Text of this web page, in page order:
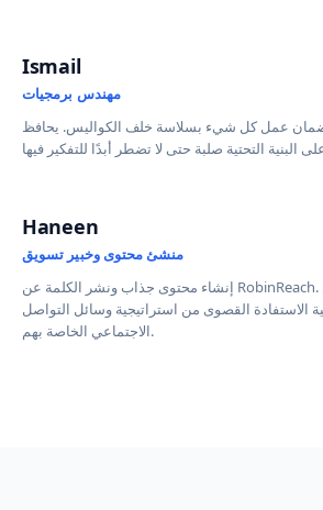
Ismail
مهندس برمجيات
وضمان عمل كل شيء بسلاسة خلف الكواليس. يحافظ
Haneen
منشئ محتوى وخبير تسويق
إنشاء محتوى جذاب ونشر الكلمة عن RobinReach. تساعد هناء المستخدمين
الاستفادة القصوى من استراتيجية وسائل التواصل
الاجتماعي الخاصة بهم.